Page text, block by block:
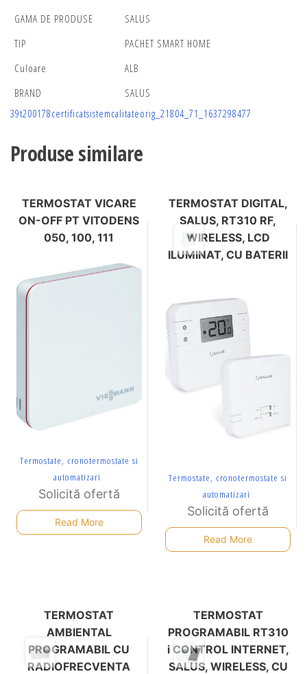
GAMA DE PRODUSE
SALUS
TIP
PACHET SMART HOME
Culoare
ALB
BRAND
SALUS
39t200178certificatsistemcalitateorig_21804_71_1637298477
Produse similare
TERMOSTAT VICARE
ON-OFF PT VITODENS
050, 100, 111
Termostate, cronotermostate si
automatizari
Solicită ofertă
Read More
TERMOSTAT DIGITAL,
SALUS, RT310 RF,
WIRELESS, LCD
ILUMINAT, CU BATERII
Termostate, cronotermostate si
automatizari
Solicită ofertă
Read More
TERMOSTAT
AMBIENTAL
PROGRAMABIL CU
RADIOFRECVENTA
TERMOSTAT
PROGRAMABIL RT310
i CONTROL INTERNET,
SALUS, WIRELESS, CU